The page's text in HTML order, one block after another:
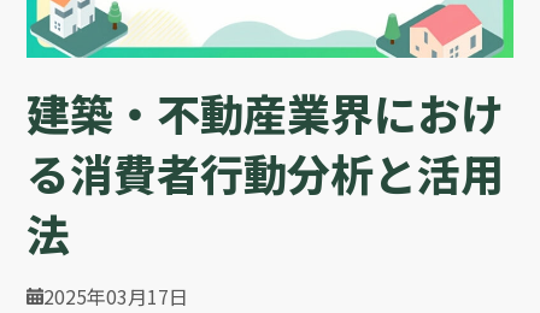
建築・不動産業界におけ
る消費者行動分析と活用
法
2025年03月17日